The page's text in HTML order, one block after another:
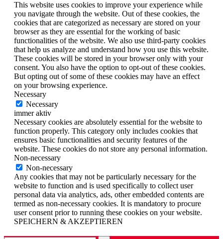
This website uses cookies to improve your experience while
you navigate through the website. Out of these cookies, the
cookies that are categorized as necessary are stored on your
browser as they are essential for the working of basic
functionalities of the website. We also use third-party cookies
that help us analyze and understand how you use this website.
These cookies will be stored in your browser only with your
consent. You also have the option to opt-out of these cookies.
But opting out of some of these cookies may have an effect
on your browsing experience.
Necessary
Necessary
immer aktiv
Necessary cookies are absolutely essential for the website to
function properly. This category only includes cookies that
ensures basic functionalities and security features of the
website. These cookies do not store any personal information.
Non-necessary
Non-necessary
Any cookies that may not be particularly necessary for the
website to function and is used specifically to collect user
personal data via analytics, ads, other embedded contents are
termed as non-necessary cookies. It is mandatory to procure
user consent prior to running these cookies on your website.
SPEICHERN & AKZEPTIEREN